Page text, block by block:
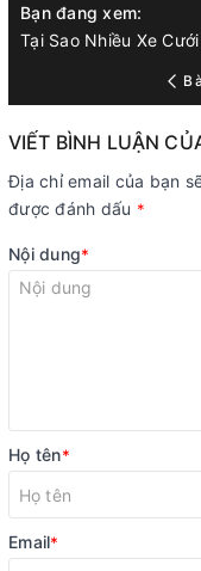
Bạn đang xem:
VIẾT BÌNH LUẬN
Địa chỉ email của bạn
được đánh dấu *
Nội dung*
Họ tên*
Email*